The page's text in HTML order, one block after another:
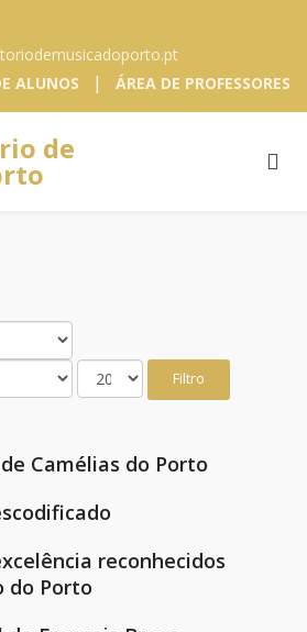
ALUNOS
| ÁREA DE PROFESSORES
Filtro
Camélias do Porto
reconhecidos
do Porto